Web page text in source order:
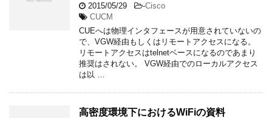
2015/05/29 -Cisco
CUCM
CUEへは物理インタフェースが用意されていないの
で、VGW経由もしくはリモートアクセスになる。
リモートアクセスはtelnetベースになるのであまり
推奨はされない。 VGW経由でのローカルアクセス
は以 …
高密度環境下におけるWiFiの資料